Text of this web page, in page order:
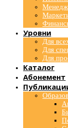
Уровни
Для
Для
Для
Каталог
Абонемент